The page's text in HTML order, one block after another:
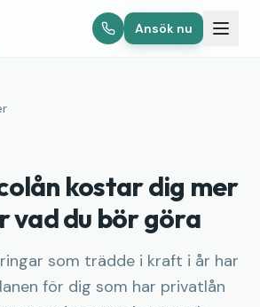
Ansök nu
kostar dig mer
vad du bör göra
som trädde i kraft i år har
för dig som har privatlån